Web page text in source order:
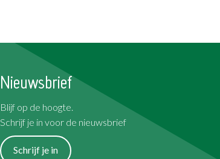
Nieuwsbrief
Blijf op de hoogte.
Schrijf je in voor de nieuwsbrief
Schrijf je in